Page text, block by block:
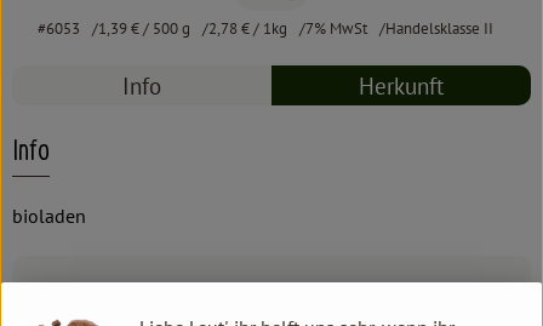
#6053 1,39 €/ 500 g 2,78 €/ 1kg 7% MwSt Handelsklasse II
Info Herkunft
Info
bioladen